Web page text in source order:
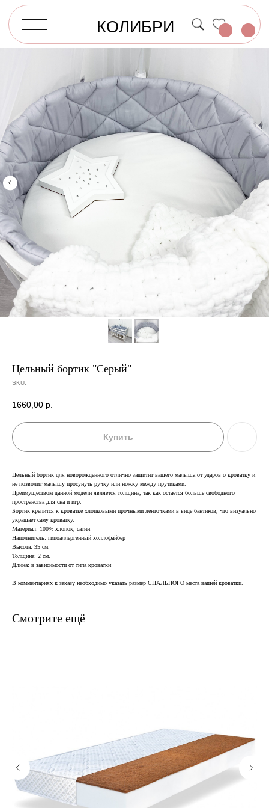
КОЛИБРИ
Цельный бортик "Серый"
SKU:
1660,00 р.
Купить
Цельный бортик для новорожденного отлично защитит вашего малыша от ударов о кроватку и
не позволит малышу просунуть ручку или ножку между прутиками.
Преимуществом данной модели является толщина, так как остается больше свободного
пространства для сна и игр.
Бортик крепится к кроватке хлопковыми прочными ленточками в виде бантиков, что визуально
украшает саму кроватку.
Материал: 100% хлопок, сатин
Наполнитель: гипоаллергенный холлофайбер
Высота: 35 см.
Толщина: 2 см.
Длина: в зависимости от типа кроватки
В комментариях к заказу необходимо указать размер СПАЛЬНОГО места вашей кроватки.
Смотрите ещё
Когда нужен заказ быстро, и ждать нет времени — у нас
есть готовые решения
В наличии, отправим
завтра